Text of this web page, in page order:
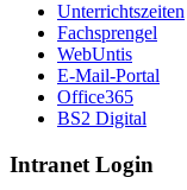
Unterrichtszeiten
Fachsprengel
WebUntis
E-Mail-Portal
Office365
BS2 Digital
Intranet Login